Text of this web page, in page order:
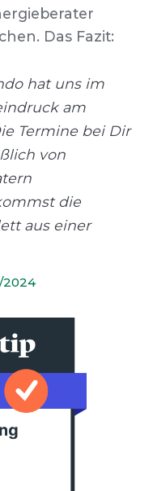
Das Fazit:
hat uns im
am
Termine bei Dir
von
die
aus einer
2024